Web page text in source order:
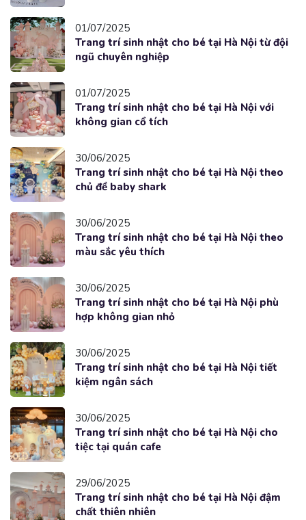
01/07/2025
Trang trí sinh nhật cho bé tại Hà Nội từ đội
ngũ chuyên nghiệp
01/07/2025
Trang trí sinh nhật cho bé tại Hà Nội với
không gian cổ tích
30/06/2025
Trang trí sinh nhật cho bé tại Hà Nội theo
chủ đề baby shark
30/06/2025
Trang trí sinh nhật cho bé tại Hà Nội theo
màu sắc yêu thích
30/06/2025
Trang trí sinh nhật cho bé tại Hà Nội phù
hợp không gian nhỏ
30/06/2025
Trang trí sinh nhật cho bé tại Hà Nội tiết
kiệm ngân sách
30/06/2025
Trang trí sinh nhật cho bé tại Hà Nội cho
tiệc tại quán cafe
29/06/2025
Trang trí sinh nhật cho bé tại Hà Nội đậm
chất thiên nhiên